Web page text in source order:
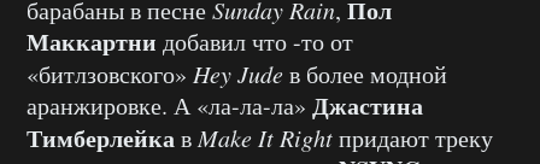
барабаны в песнеSunday Rain, Пол
Маккартни добавил что -то от
«битлзовского» Hey Judeв более модной
аранжировке. А «ла-ла-ла» Джастина
ТимберлейкавMake It Rightпридают треку